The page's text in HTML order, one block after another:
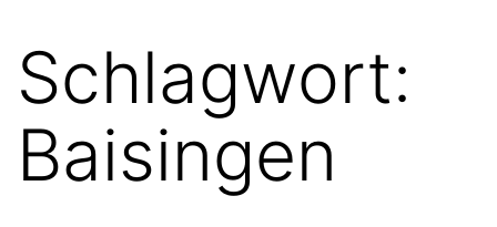
Schlagwort:
Baisingen